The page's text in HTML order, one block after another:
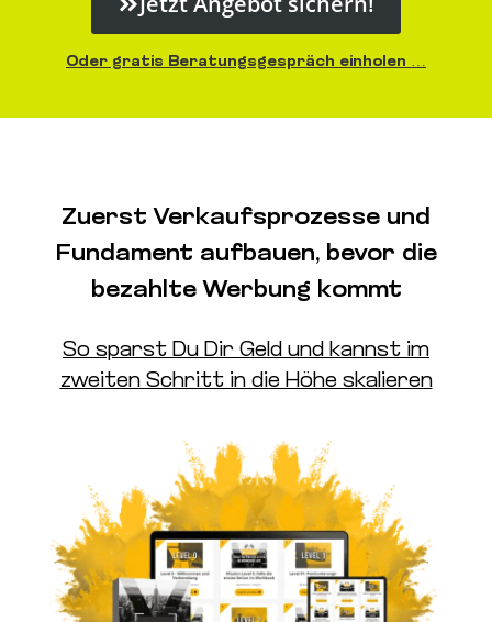
Oder gratis Beratungsgespräch einholen …
Zuerst Verkaufsprozesse und
Fundament aufbauen, bevor die
bezahlte Werbung kommt
So sparst Du Dir Geld und kannst im
zweiten Schritt in die Höhe skalieren